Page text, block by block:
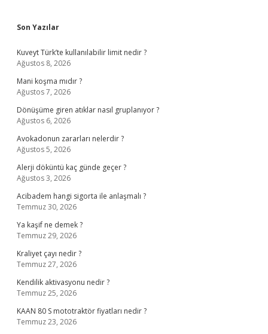
Sidebar
Son Yazılar
Kuveyt Türk’te kullanılabilir limit nedir ?
Ağustos 8, 2026
Mani koşma mıdır ?
Ağustos 7, 2026
Dönüşüme giren atıklar nasıl gruplanıyor ?
Ağustos 6, 2026
Avokadonun zararları nelerdir ?
Ağustos 5, 2026
Alerji döküntü kaç günde geçer ?
Ağustos 3, 2026
Acibadem hangi sigorta ile anlaşmalı ?
Temmuz 30, 2026
Ya kaşif ne demek ?
Temmuz 29, 2026
Kraliyet çayı nedir ?
Temmuz 27, 2026
Kendilik aktivasyonu nedir ?
Temmuz 25, 2026
KAAN 80 S mototraktör fiyatları nedir ?
Temmuz 23, 2026